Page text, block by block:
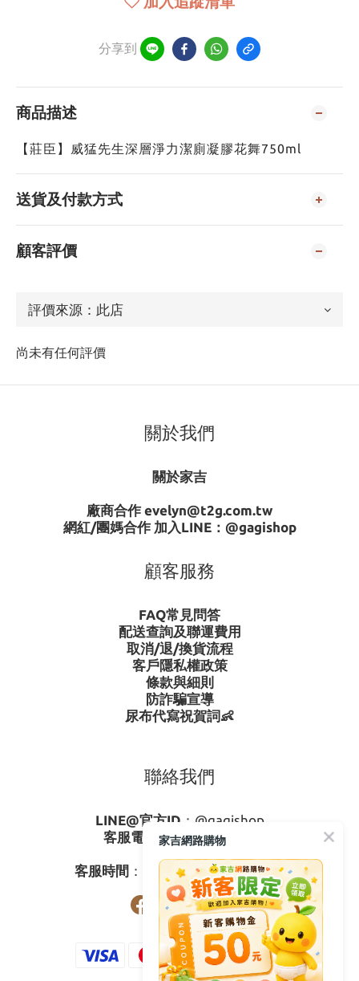
分享到
商品描述
【莊臣】威猛先生深層淨力潔廁凝膠花舞750ml
送貨及付款方式
顧客評價
尚未有任何評價
關於我們
關於家吉
廠商合作 evelyn@t2g.com.tw
網紅/團媽合作 加入LINE： @gagishop
顧客服務
FAQ常見問答
配送查詢及聯運費用
取消/退/換貨流程
客戶隱私權政策
條款與細則
防詐騙宣導
尿布代寫祝賀詞👶
聯絡我們
LINE@官方ID ： @gagishop
客服電話 ：0800-273795
客服時間 ：週一至週五08:30-17:30
家吉網路購物